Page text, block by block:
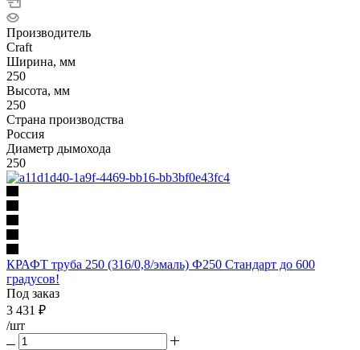
Производитель
Craft
Ширина, мм
250
Высота, мм
250
Страна производства
Россия
Диаметр дымохода
250
КРАФТ труба 250 (316/0,8/эмаль) Ф250 Стандарт до 600
градусов!
Под заказ
3 431 ₽
/шт